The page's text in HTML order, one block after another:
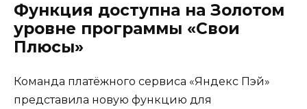
Функция доступна на Золотом
уровне программы «Свои
Плюсы»
Команда платёжного сервиса «Яндекс Пэй»
представила новую функцию для